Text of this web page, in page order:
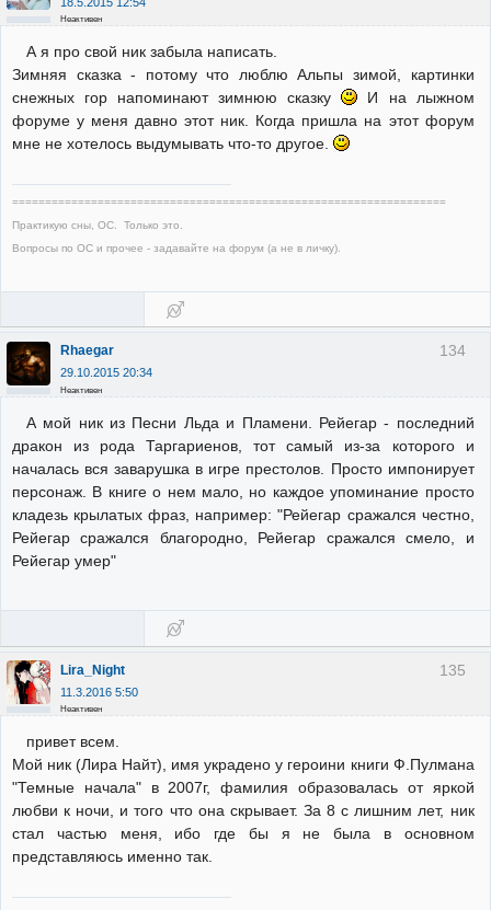
Неактивен
А я про свой ник забыла написать.
Зимняя сказка - потому что люблю Альпы зимой, картинки
снежных гор напоминают зимнюю сказку
И на лыжном
форуме у меня давно этот ник. Когда пришла на этот форум
мне не хотелось выдумывать что-то другое.
==================================================================
Практикую сны, ОС. Только это.
Вопросы по ОС и прочее - задавайте на форум (а не в личку).
134
Rhaegar
29.10.2015 20:34
Неактивен
А мой ник из Песни Льда и Пламени. Рейегар - последний
дракон из рода Таргариенов, тот самый из-за которого и
началась вся заварушка в игре престолов. Просто импонирует
персонаж. В книге о нем мало, но каждое упоминание просто
кладезь крылатых фраз, например: "Рейегар сражался честно,
Рейегар сражался благородно, Рейегар сражался смело, и
Рейегар умер"
135
Lira_Night
11.3.2016 5:50
Неактивен
привет всем.
Мой ник (Лира Найт), имя украдено у героини книги Ф.Пулмана
"Темные начала" в 2007г, фамилия образовалась от яркой
любви к ночи, и того что она скрывает. За 8 с лишним лет, ник
стал частью меня, ибо где бы я не была в основном
представляюсь именно так.